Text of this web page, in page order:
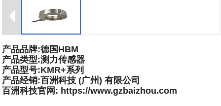
产品品牌:德国HBM
产品类型:测力传感器
产品型号:KMR+系列
产品经销:百洲科技 (广州) 有限公司
百洲科技官网: https://www.gzbaizhou.com